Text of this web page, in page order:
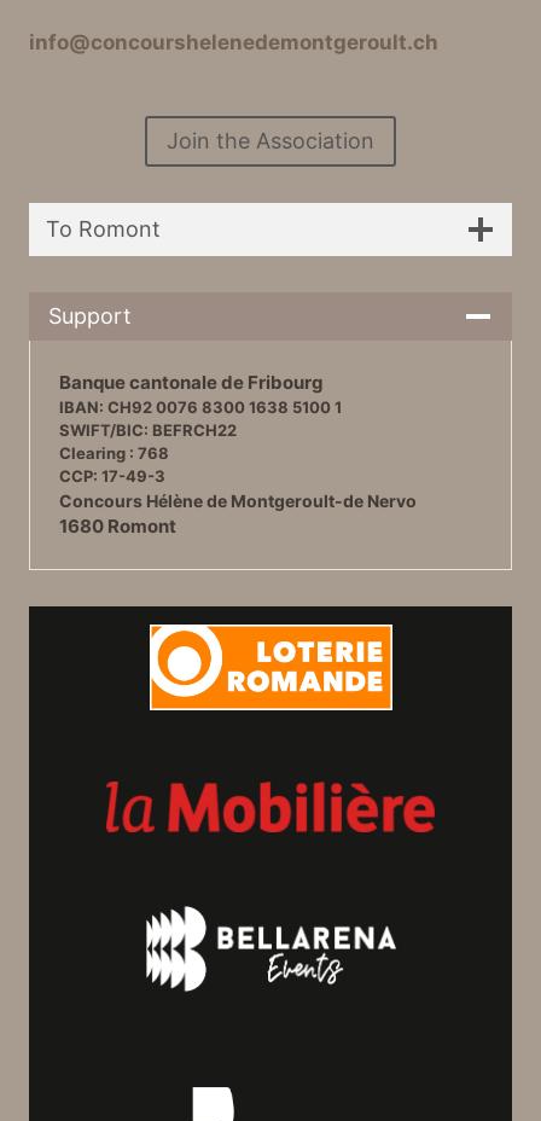
info@concourshelenedemontgeroult.ch
Join the Association
To Romont
Support
Banque cantonale de Fribourg
IBAN: CH92 0076 8300 1638 5100 1
SWIFT/BIC: BEFRCH22
Clearing : 768
CCP: 17-49-3
Concours Hélène de Montgeroult-de Nervo
1680 Romont